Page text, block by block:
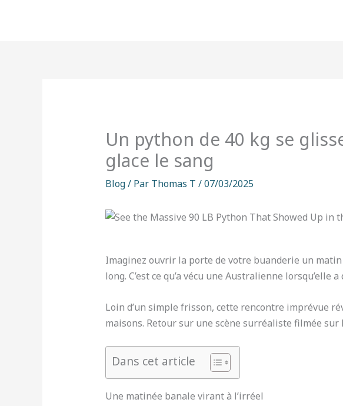
Un python de 40 kg se
glace le sang
Blog/ Par Thomas T /07/03/2025
Imaginez ouvrir la porte de votre buanderie un
long. C’est ce qu’a vécu une Australienne
Loin d’un simple frisson, cette rencontre imprévue
maisons. Retour sur une scène surréaliste filmée
Dans cet article
Une matinée banale virant à l’irréel